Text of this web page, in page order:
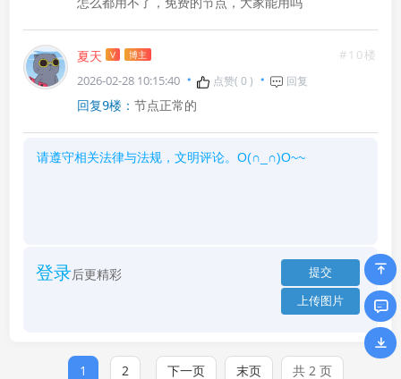
夏天 V 博主
#10楼
2026-02-28 10:15:40
点赞( 0 ) 回复
回复9楼： 节点正常的
登录后更精彩
1 2 下一页 末页 共 2 页